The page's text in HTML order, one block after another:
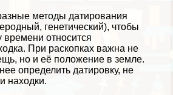
методы датирования
генетический), чтобы
времени относится
При раскопках важна не
но и её положение в земле.
определить датировку, не
находки.